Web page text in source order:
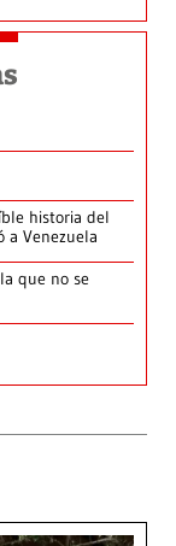
historia del
a Venezuela
que no se